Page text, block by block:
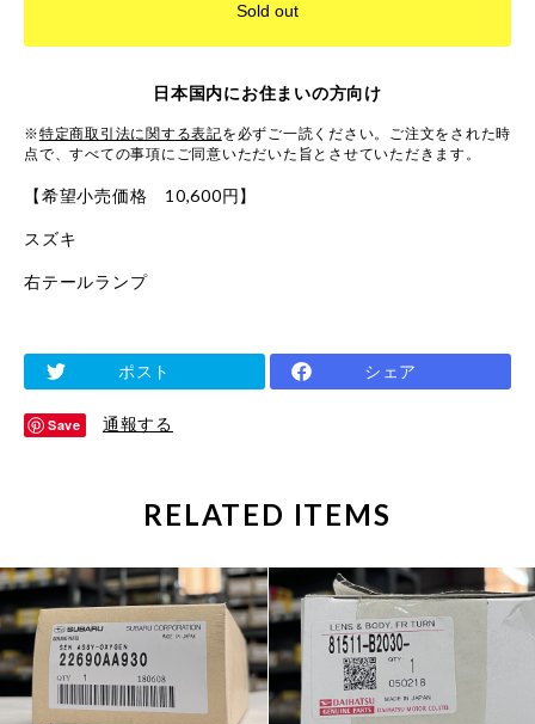
Sold out
日本国内にお住まいの方向け
※特定商取引法に関する表記を必ずご一読ください。ご注文をされた時
点で、すべての事項にご同意いただいた旨とさせていただきます。
【希望小売価格 10,600円】
スズキ
右テールランプ
ポスト シェア
Save 通報する
RELATED ITEMS